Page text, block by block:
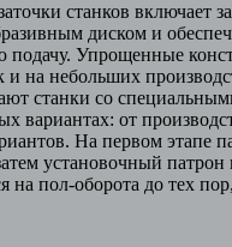
станков включает
диском и
подачу. Упрощенные
и на небольших
станки со
вариантах: от
На первом этапе
установочный патрон
на пол-оборота до тех